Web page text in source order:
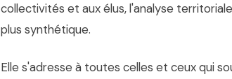
collectivités et aux élus, l'analyse
plus synthétique.
Elle s'adresse à toutes celles et ceux qui